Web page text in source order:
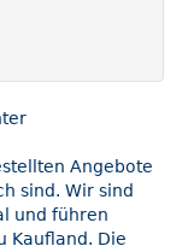
Angebote
sind. Wir sind
und führen
Kaufland. Die